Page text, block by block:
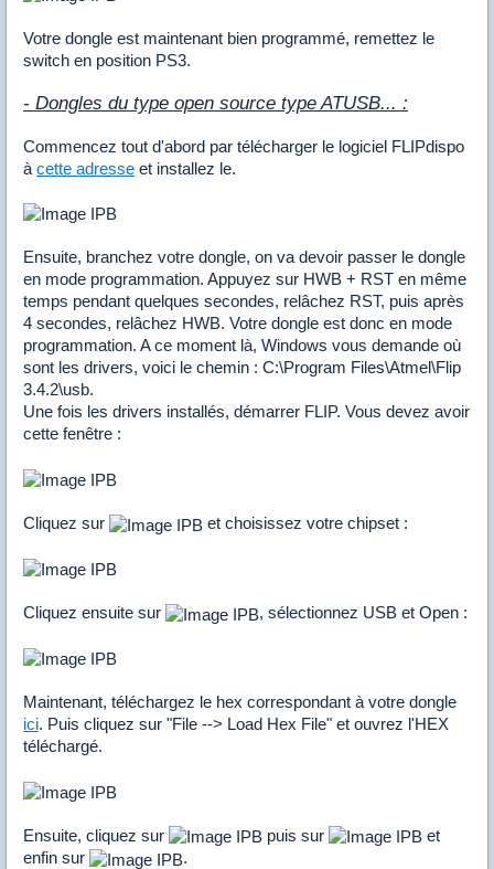
Votre dongle est maintenant bien programmé, remettez le
switch en position PS3.
- Dongles du type open source type ATUSB... :
Commencez tout d'abord par télécharger le logiciel FLIPdispo
à cette adresse et installez le.
Ensuite, branchez votre dongle, on va devoir passer le dongle
en mode programmation. Appuyez sur HWB + RST en même
temps pendant quelques secondes, relâchez RST, puis après
4 secondes, relâchez HWB. Votre dongle est donc en mode
programmation. A ce moment là, Windows vous demande où
sont les drivers, voici le chemin : C:\Program Files\Atmel\Flip
3.4.2\usb.
Une fois les drivers installés, démarrer FLIP. Vous devez avoir
cette fenêtre :
Cliquez sur et choisissez votre chipset :
Cliquez ensuite sur , sélectionnez USB et Open :
Maintenant, téléchargez le hex correspondant à votre dongle
ici. Puis cliquez sur "File --> Load Hex File" et ouvrez l'HEX
téléchargé.
Ensuite, cliquez sur puis sur
et
enfin sur
.